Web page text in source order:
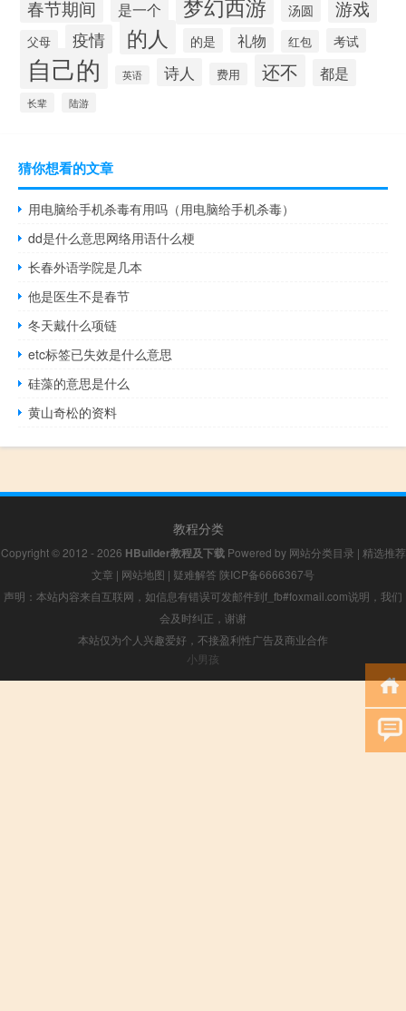
春节期间 是一个 汤圆 游戏
父母 疫情 的人 的是 礼物 红包 考试
自己的 英语 诗人 费用 还不 都是
长辈 陆游
猜你想看的文章
用电脑给手机杀毒有用吗（用电脑给手机杀毒）
dd是什么意思网络用语什么梗
长春外语学院是几本
他是医生不是春节
冬天戴什么项链
etc标签已失效是什么意思
硅藻的意思是什么
黄山奇松的资料
教程分类
Copyright © 2012 - 2026 HBuilder教程及下载Powered by 网站分类目录 | 精选推荐
文章 | 网站地图 | 疑难解答 陕ICP备6666367号
声明：本站内容来自互联网，如信息有错误可发邮件到f_fb#foxmail.com说明，我们
会及时纠正，谢谢
本站仅为个人兴趣爱好，不接盈利性广告及商业合作
小男孩